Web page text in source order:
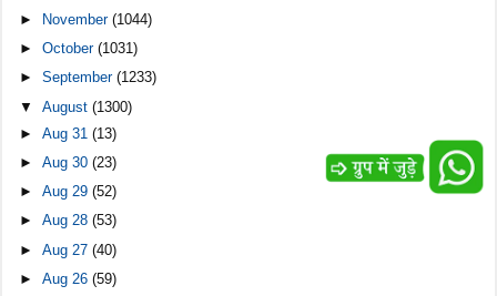
►
November(1044)
►October(1031)
►September(1233)
▼August(1300)
►Aug 31(13)
►Aug 30(23)
►Aug 29(52)
►Aug 28(53)
►Aug 27(40)
►Aug 26(59)